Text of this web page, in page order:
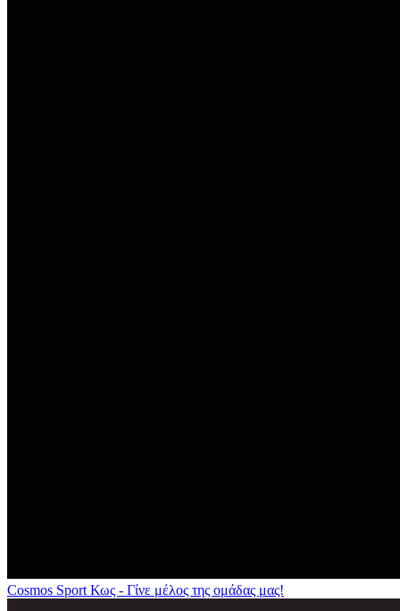
Cosmos Sport Κως - Γίνε μέλος της ομάδας μας!